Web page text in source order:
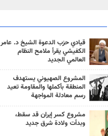
قيادي حزب الدعوة الشيخ د. عامر
الكفيشي يقرأ ملامح النظام
العالمي الجديد
المشروع الصهيوني يستهدف
المنطقة بأكملها والمقاومة تعيد
رسم معادلة المواجهة
مشروع كسر إيران قد سقط،
وبدأت ولادة شرق جديد